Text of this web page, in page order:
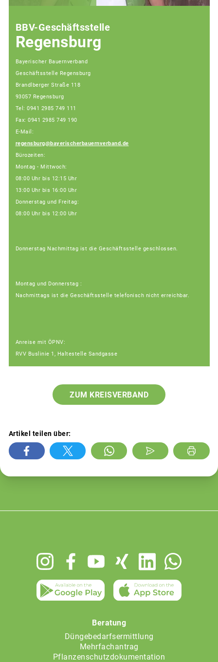
BBV-Geschäftsstelle
Regensburg
Bayerischer Bauernverband
Geschäftsstelle Regensburg
Brandlberger Straße 118
93057 Regensburg
Tel: 0941 2985 749 111
Fax: 0941 2985 749 190
E-Mail:
regensburg@bayerischerbauernverband.de
Bürozeiten:
Montag - Mittwoch:
08:00 Uhr bis 12:15 Uhr
13:00 Uhr bis 16:00 Uhr
Donnerstag und Freitag:
08:00 Uhr bis 12:00 Uhr
Donnerstag Nachmittag ist die Geschäftsstelle geschlossen.
Montag und Donnerstag :
Nachmittags ist die Geschäftsstelle telefonisch nicht erreichbar.
Anreise mit ÖPNV:
RVV Buslinie 1, Haltestelle Sandgasse
ZUM KREISVERBAND
Artikel teilen über:
Beratung
Düngebedarfsermittlung
Mehrfachantrag
Pflanzenschutzdokumentation